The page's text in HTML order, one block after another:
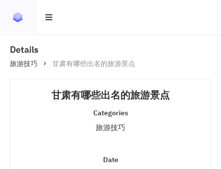
Details
旅游技巧 甘肃有哪些出名的旅游景点
甘肃有哪些出名的旅游景点
Categories
旅游技巧
Date